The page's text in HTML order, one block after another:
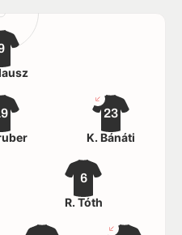
6
R. Tóth
23
K. Bánáti